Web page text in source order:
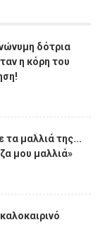
δότρια
η κόρη του
τα μαλλιά της...
μου μαλλιά»